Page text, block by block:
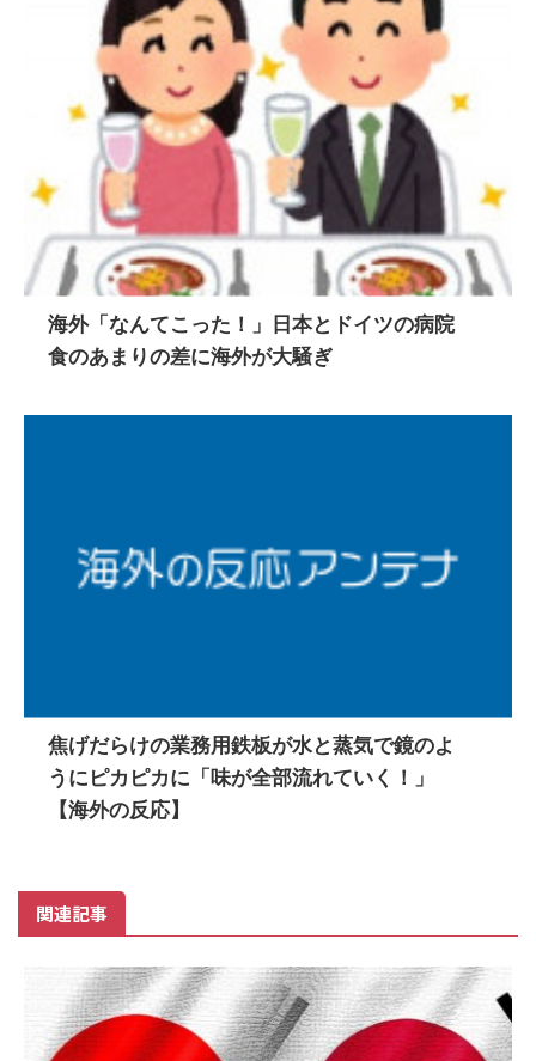
海外「なんてこった！」日本とドイツの病院
食のあまりの差に海外が大騒ぎ
焦げだらけの業務用鉄板が水と蒸気で鏡のよ
うにピカピカに「味が全部流れていく！」
【海外の反応】
関連記事